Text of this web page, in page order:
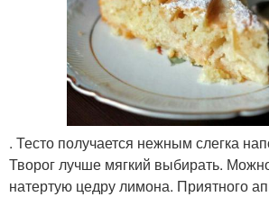
. Тесто получается нежным слегка
Творог лучше мягкий выбирать.
натертую цедру лимона. Приятного